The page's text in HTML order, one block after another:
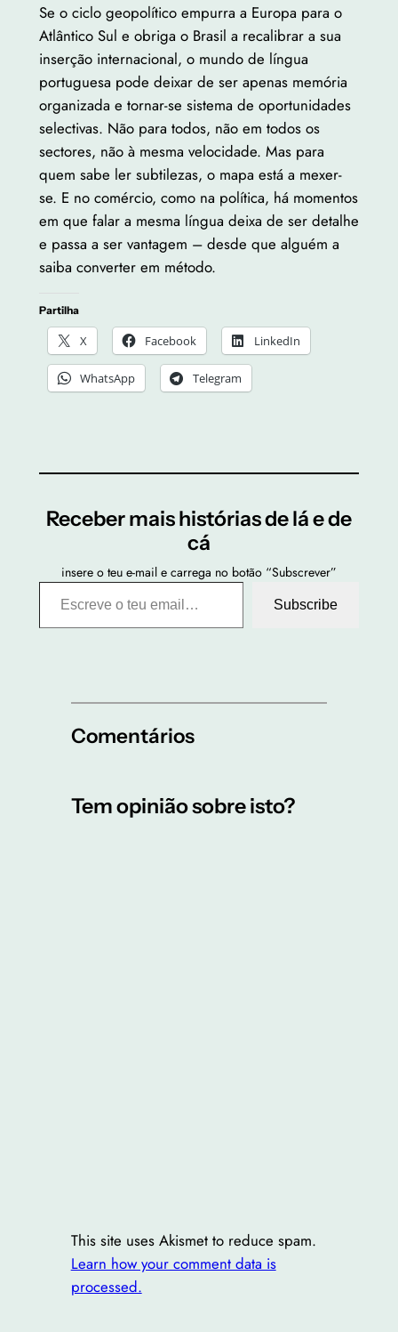
Se o ciclo geopolítico empurra a Europa para o
Atlântico Sul e obriga o Brasil a recalibrar a sua
inserção internacional, o mundo de língua
portuguesa pode deixar de ser apenas memória
organizada e tornar-se sistema de oportunidades
selectivas. Não para todos, não em todos os
sectores, não à mesma velocidade. Mas para
quem sabe ler subtilezas, o mapa está a mexer-
se. E no comércio, como na política, há momentos
em que falar a mesma língua deixa de ser detalhe
e passa a ser vantagem – desde que alguém a
saiba converter em método.
Partilha
X Facebook LinkedIn
WhatsApp Telegram
Receber mais histórias de lá e de
cá
insere o teu e-mail e carrega no botão “Subscrever”
Escreve o teu email…
Subscribe
Comentários
Tem opinião sobre isto?
This site uses Akismet to reduce spam.
Learn how your comment data is
processed.